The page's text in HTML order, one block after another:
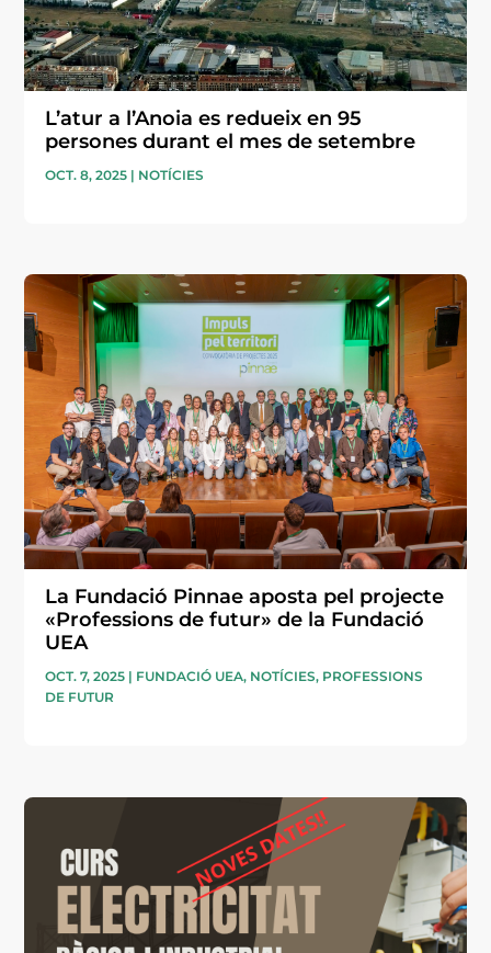
L’atur a l’Anoia es redueix en 95
persones durant el mes de setembre
OCT. 8, 2025 | NOTÍCIES
La Fundació Pinnae aposta pel projecte
«Professions de futur» de la Fundació
UEA
OCT. 7, 2025 | FUNDACIÓ UEA, NOTÍCIES, PROFESSIONS
DE FUTUR